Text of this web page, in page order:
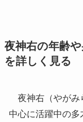
夜神右の年齢
を詳しく見る
夜神右（やがみ
中心に活躍中の